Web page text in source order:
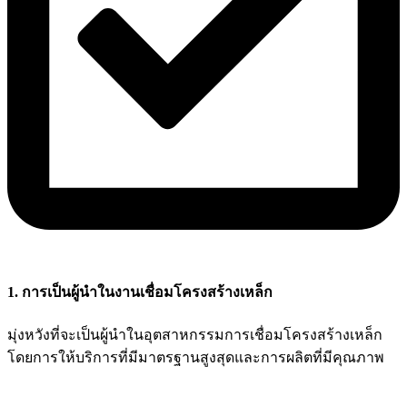
1. การเป็นผู้นำในงานเชื่อมโครงสร้างเหล็ก
มุ่งหวังที่จะเป็นผู้นำในอุตสาหกรรมการเชื่อมโครงสร้างเหล็ก
โดยการให้บริการที่มีมาตรฐานสูงสุดและการผลิตที่มีคุณภาพ